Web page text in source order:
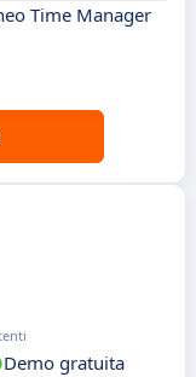
Time Manager
Demo gratuita